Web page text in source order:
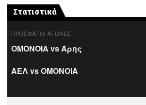
Στατιστικά
ΠΡΟΣΦΑΤΟΙ ΑΓΩΝΕΣ
ΟΜΟΝΟΙΑ vs Άρης
ΑΕΛ vs ΟΜΟΝΟΙΑ